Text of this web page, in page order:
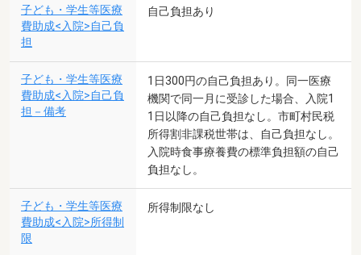
子ども・学生等医療
費助成<入院>自己負
担
自己負担あり
子ども・学生等医療
費助成<入院>自己負
担－備考
1日300円の自己負担あり。同一医療
機関で同一月に受診した場合、入院1
1日以降の自己負担なし。市町村民税
所得割非課税世帯は、自己負担なし。
入院時食事療養費の標準負担額の自己
負担なし。
子ども・学生等医療
費助成<入院>所得制
限
所得制限なし